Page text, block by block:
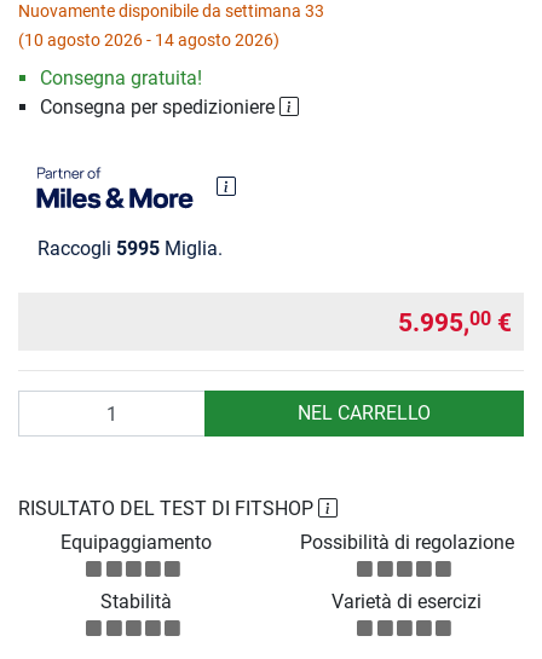
Nuovamente disponibile da settimana 33
(10 agosto 2026 - 14 agosto 2026)
Consegna gratuita!
Consegna per spedizioniere
Raccogli 5995 Miglia.
5.995,00 €
NEL CARRELLO
RISULTATO DEL TEST DI FITSHOP
Equipaggiamento
Possibilità di regolazione
Stabilità Varietà di esercizi